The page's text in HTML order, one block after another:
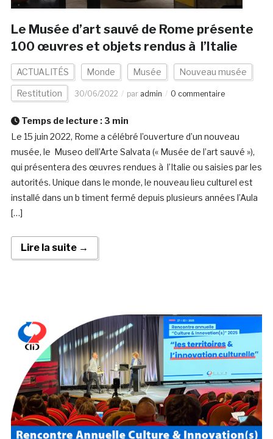
Le Musée d’art sauvé de Rome présente
100 œuvres et objets rendus à l’Italie
ACTUALITÉS Monde Musée Nouveau musée
Restitution 30/06/2022 par admin 0 commentaire
Temps de lecture : 3 min
Le 15 juin 2022, Rome a célébré l’ouverture d’un nouveau
musée, le Museo dell’Arte Salvata (« Musée de l’art sauvé »),
qui présentera des œuvres rendues à l’Italie ou saisies par les
autorités. Unique dans le monde, le nouveau lieu culturel est
installé dans un b timent fermé depuis plusieurs années l’Aula
[…]
Lire la suite →